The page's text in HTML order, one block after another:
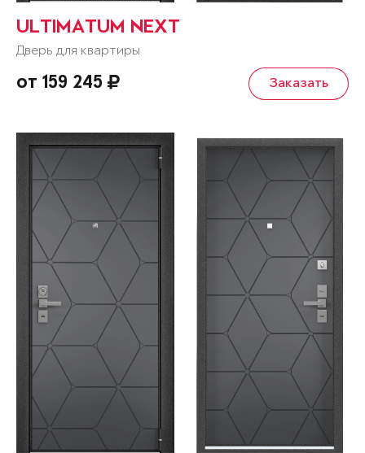
ULTIMATUM NEXT
Дверь для квартиры
от 159 245 Заказать